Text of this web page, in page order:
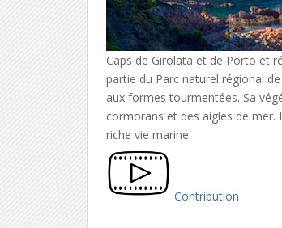
Caps de Girolata et de Porto et
partie du Parc naturel régional
aux formes tourmentées. Sa
cormorans et des aigles de
riche vie marine.
Contribution